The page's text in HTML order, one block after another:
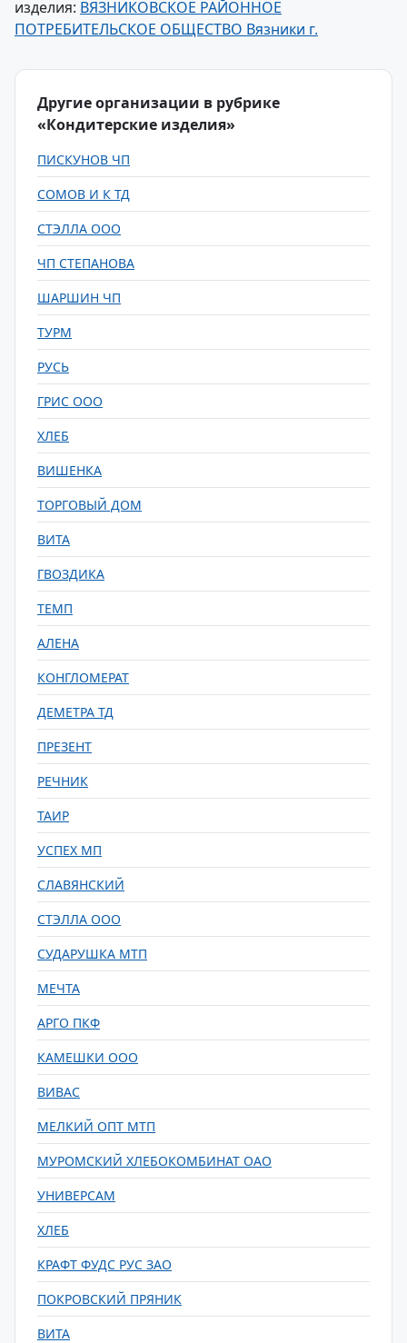
изделия: ВЯЗНИКОВСКОЕ РАЙОННОЕ
ПОТРЕБИТЕЛЬСКОЕ ОБЩЕСТВО Вязники г.
Другие организации в рубрике
«Кондитерские изделия»
ПИСКУНОВ ЧП
СОМОВ И К ТД
СТЭЛЛА ООО
ЧП СТЕПАНОВА
ШАРШИН ЧП
ТУРМ
РУСЬ
ГРИС ООО
ХЛЕБ
ВИШЕНКА
ТОРГОВЫЙ ДОМ
ВИТА
ГВОЗДИКА
ТЕМП
АЛЕНА
КОНГЛОМЕРАТ
ДЕМЕТРА ТД
ПРЕЗЕНТ
РЕЧНИК
ТАИР
УСПЕХ МП
СЛАВЯНСКИЙ
СТЭЛЛА ООО
СУДАРУШКА МТП
МЕЧТА
АРГО ПКФ
КАМЕШКИ ООО
ВИВАС
МЕЛКИЙ ОПТ МТП
МУРОМСКИЙ ХЛЕБОКОМБИНАТ ОАО
УНИВЕРСАМ
ХЛЕБ
КРАФТ ФУДС РУС ЗАО
ПОКРОВСКИЙ ПРЯНИК
ВИТА